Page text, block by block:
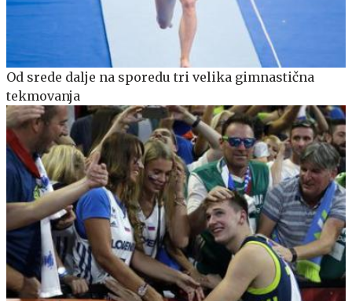
Od srede dalje na sporedu tri velika gimnastična
tekmovanja